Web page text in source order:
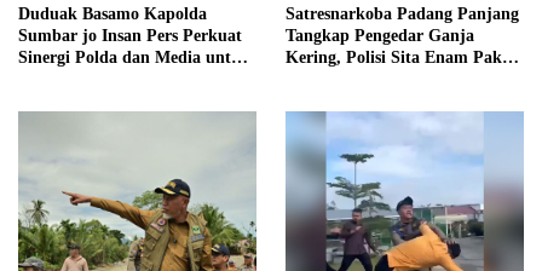
Duduak Basamo Kapolda
Sumbar jo Insan Pers Perkuat
Sinergi Polda dan Media untuk
Satresnarkoba Padang Panjang
Tangkap Pengedar Ganja
Kering, Polisi Sita Enam Paket